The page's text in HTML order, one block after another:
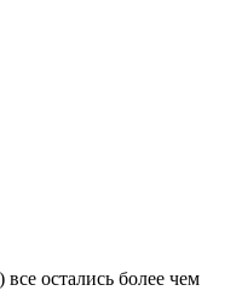
остались более чем